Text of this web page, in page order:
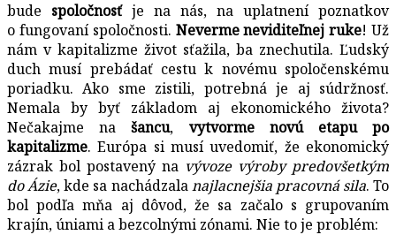
bude spoločnosťje na nás, na uplatnení poznatkov
o fungovaní spoločnosti. Neverme neviditeľnej ruke! Už
nám v kapitalizme život sťažila, ba znechutila. Ľudský
duch musí prebádať cestu k novému spoločenskému
poriadku. Ako sme zistili, potrebná je aj súdržnosť.
Nemala by byť základom aj ekonomického života?
Nečakajme našancu, vytvorme novú etapu po
kapitalizme. Európa si musí uvedomiť, že ekonomický
zázrak bol postavený na vývoze výroby predovšetkým
do Ázie, kde sa nachádzalanajlacnejšia pracovná sila. To
bol podľa mňa aj dôvod, že sa začalo s grupovaním
krajín, úniami a bezcolnými zónami. Nie to je problém: